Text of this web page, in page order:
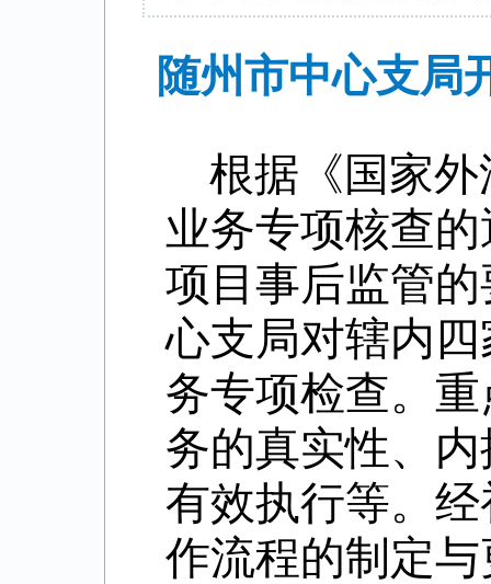
随州市中心支局
根据《国家
业务专项核查
项目事后监管
心支局对辖内
务专项检查。
务的真实性、
有效执行等。
作流程的制定